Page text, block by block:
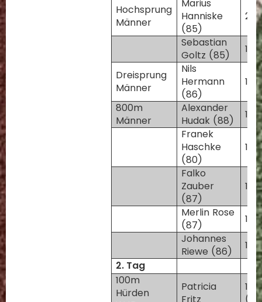
Hochsprung
Männer
Marius
Hanniske
(85)
Sebastian
Goltz (85)
Dreisprung
Männer
Nils
Hermann
(86)
800m
Männer
Alexander
Hudak (88)
Franek
Haschke
(80)
Falko
Zauber
(87)
Merlin Rose
(87)
Johannes
Riewe (86)
2. Tag
100m
Hürden
Patricia